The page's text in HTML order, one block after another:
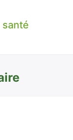
santé